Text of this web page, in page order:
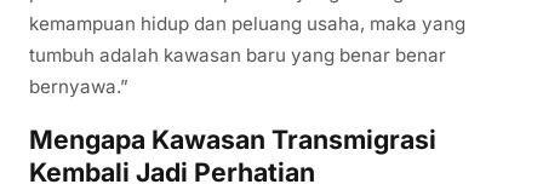
kemampuan hidup dan peluang usaha, maka yang
tumbuh adalah kawasan baru yang benar benar
bernyawa.”
Mengapa Kawasan Transmigrasi
Kembali Jadi Perhatian